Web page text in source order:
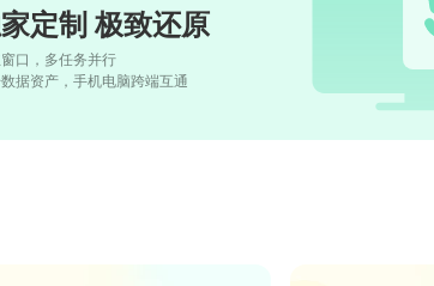
定制 极致还原
口，多任务并行
据资产，手机电脑跨端互通